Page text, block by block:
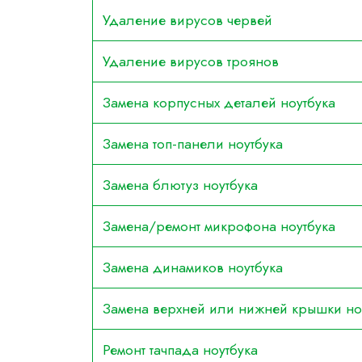
Удаление вирусов червей
Удаление вирусов троянов
Замена корпусных деталей ноутбука
Замена топ-панели ноутбука
Замена блютуз ноутбука
Замена/ремонт микрофона ноутбука
Замена динамиков ноутбука
Замена верхней или нижней крышки
Ремонт тачпада ноутбука